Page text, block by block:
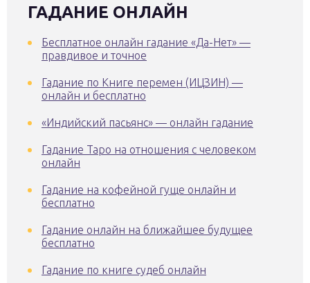
ГАДАНИЕ ОНЛАЙН
Бесплатное онлайн гадание «Да-Нет» —
правдивое и точное
Гадание по Книге перемен (ИЦЗИН) —
онлайн и бесплатно
«Индийский пасьянс» — онлайн гадание
Гадание Таро на отношения с человеком
онлайн
Гадание на кофейной гуще онлайн и
бесплатно
Гадание онлайн на ближайшее будущее
бесплатно
Гадание по книге судеб онлайн